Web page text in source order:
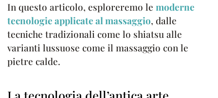
In questo articolo, esploreremo le moderne
tecnologie applicate al massaggio, dalle
tecniche tradizionali come lo shiatsu alle
varianti lussuose come il massaggio con le
pietre calde.